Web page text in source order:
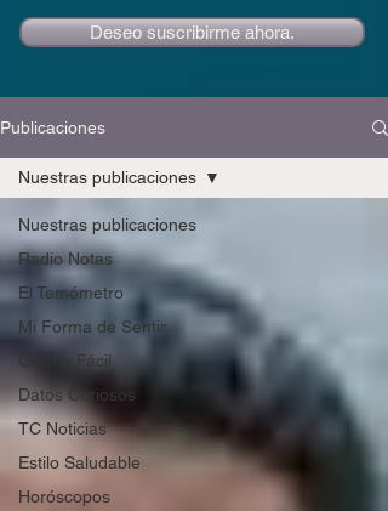
Deseo suscribirme ahora.
Publicaciones
Nuestras publicaciones
Radio Notas
El Temómetro
Mi Forma de Sentir
Cocina Fácil
Datos Curiosos
TC Noticias
Estilo Saludable
Horóscopos
Nuestras publicaciones